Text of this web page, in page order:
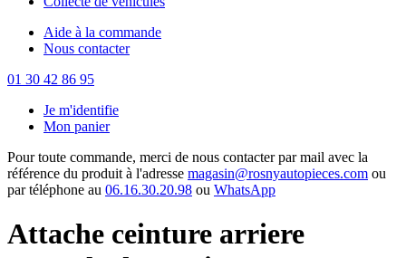
Aide à la commande
Nous contacter
01 30 42 86 95
Je m'identifie
Mon panier
Pour toute commande, merci de nous contacter par mail avec la
référence du produit à l'adresse magasin@rosnyautopieces.com ou
par téléphone au 06.16.30.20.98 ou WhatsApp
Attache ceinture arriere